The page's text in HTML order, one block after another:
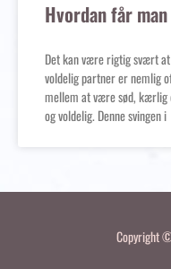
Hvordan får
Det kan være rigtig svært
voldelig partner er nemlig
mellem at være sød, kærlig
og voldelig. Denne svingen i
Copyright